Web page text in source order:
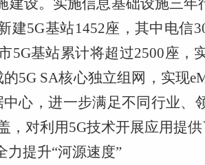
建设。 实施信息基础设施三年
建5G基站1452座，其中电信
5G基站累计将超过2500座
5G SA核心独立组网，实现
心，进一步满足不同行业、
，对利用5G技术开展应用提供
力提升“河源速度”